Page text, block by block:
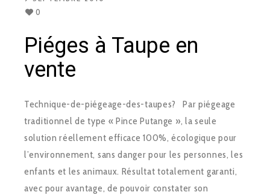
0
Piéges à Taupe en
vente
Technique-de-piégeage-des-taupes? Par piégeage
traditionnel de type « Pince Putange », la seule
solution réellement efficace 100%, écologique pour
l’environnement, sans danger pour les personnes, les
enfants et les animaux. Résultat totalement garanti,
avec pour avantage, de pouvoir constater son